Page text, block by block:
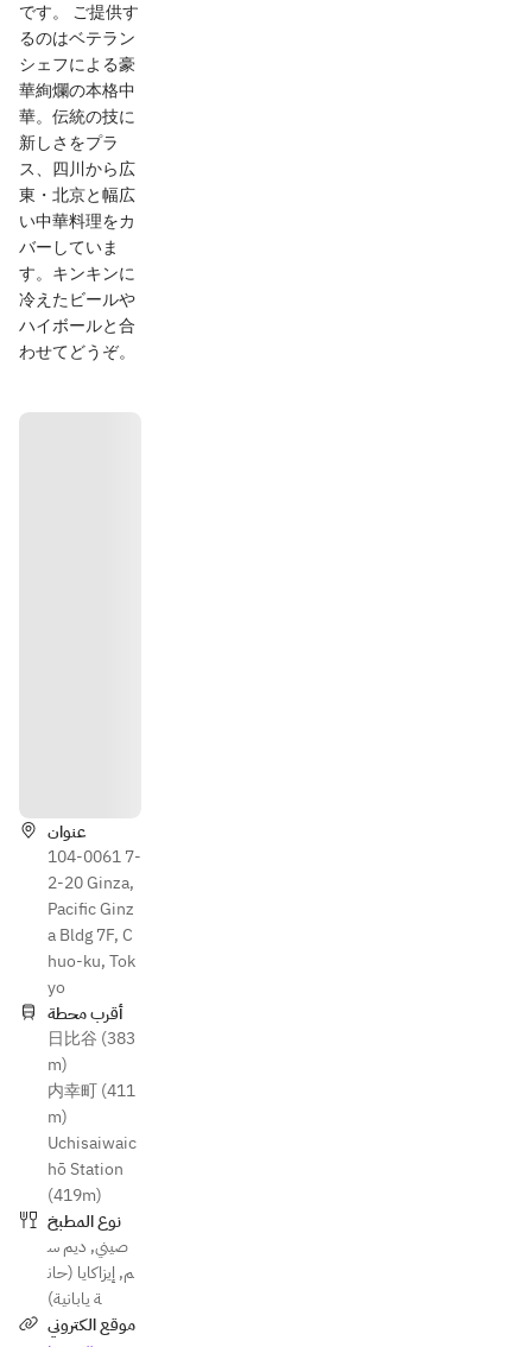
です。 ご提供す
るのはベテラン
シェフによる豪
華絢爛の本格中
華。伝統の技に
新しさをプラ
ス、四川から広
東・北京と幅広
い中華料理をカ
バーしていま
す。キンキンに
冷えたビールや
ハイボールと合
わせてどうぞ。
عنوان
104-0061 7-
2-20 Ginza,
Pacific Ginz
a Bldg 7F, C
huo-ku, Tok
yo
أقرب محطة
日比谷 (383
m)
内幸町 (411
m)
Uchisaiwaic
hō Station
(419m)
نوع المطبخ
صيني, ديم س
م, إيزاكايا (حان
ة يابانية)
موقع الكتروني